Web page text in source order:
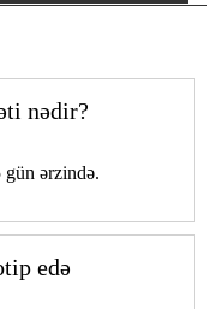
nədir?
ərzində.
edə